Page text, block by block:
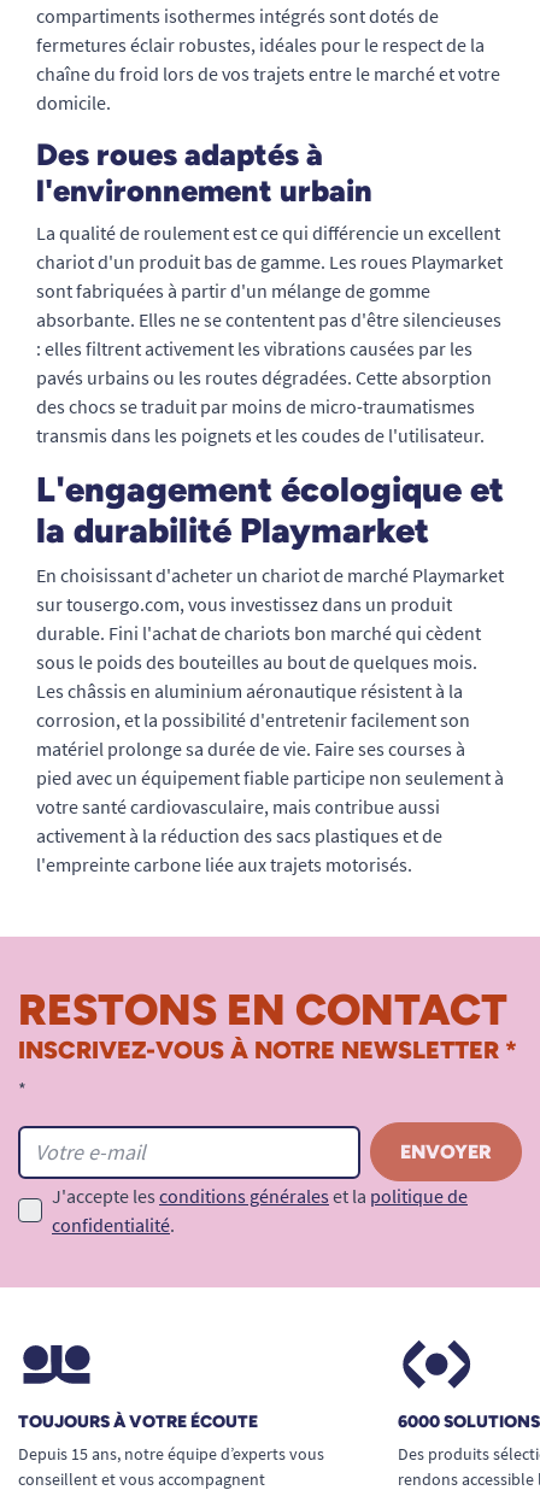
compartiments isothermes intégrés sont dotés de
fermetures éclair robustes, idéales pour le respect de la
chaîne du froid lors de vos trajets entre le marché et votre
domicile.
Des roues adaptés à
l'environnement urbain
La qualité de roulement est ce qui différencie un excellent
chariot d'un produit bas de gamme. Les roues Playmarket
sont fabriquées à partir d'un mélange de gomme
absorbante. Elles ne se contentent pas d'être silencieuses
: elles filtrent activement les vibrations causées par les
pavés urbains ou les routes dégradées. Cette absorption
des chocs se traduit par moins de micro-traumatismes
transmis dans les poignets et les coudes de l'utilisateur.
L'engagement écologique et
la durabilité Playmarket
En choisissant d'acheter un chariot de marché Playmarket
sur tousergo.com, vous investissez dans un produit
durable. Fini l'achat de chariots bon marché qui cèdent
sous le poids des bouteilles au bout de quelques mois.
Les châssis en aluminium aéronautique résistent à la
corrosion, et la possibilité d'entretenir facilement son
matériel prolonge sa durée de vie. Faire ses courses à
pied avec un équipement fiable participe non seulement à
votre santé cardiovasculaire, mais contribue aussi
activement à la réduction des sacs plastiques et de
l'empreinte carbone liée aux trajets motorisés.
RESTONS EN CONTACT
INSCRIVEZ-VOUS À NOTRE NEWSLETTER *
*
J'accepte les conditions générales et la politique de
confidentialité.
TOUJOURS À VOTRE ÉCOUTE
Depuis 15 ans, notre équipe d’experts vous
conseillent et vous accompagnent
6000
Des produits
rendons